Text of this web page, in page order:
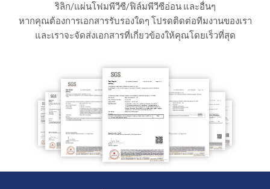
ริลิก/แผ่นโฟมพีวีซี/ฟิล์มพีวีซีอ่อน และอื่นๆ
หากคุณต้องการเอกสารรับรองใดๆ โปรดติดต่อทีมงานของเรา
และเราจะจัดส่งเอกสารที่เกี่ยวข้องให้คุณโดยเร็วที่สุด